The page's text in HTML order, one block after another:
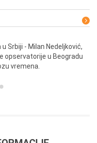
Srbiji - Milan Nedeljković,
opservatorije u Beogradu
vremena.